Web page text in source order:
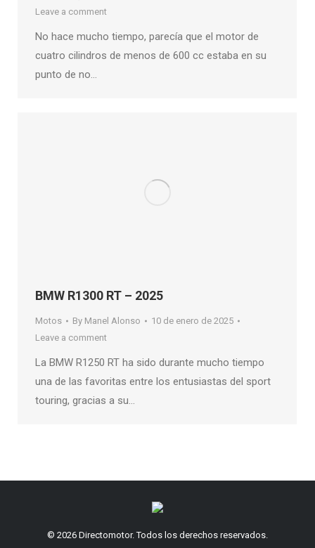
Leave a comment
No hace mucho tiempo, parecía que el motor de
cuatro cilindros de menos de 600 cc estaba en su
punto de no…
BMW R1300 RT – 2025
Motos By Manel Alonso
10 de enero de 2025
Leave a comment
La BMW R1250 RT ha sido durante mucho tiempo
una de las favoritas entre los entusiastas del sport
touring, gracias a su…
© 2026 Directomotor. Todos los derechos reservados.